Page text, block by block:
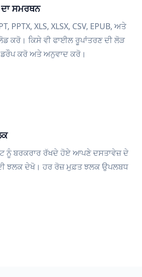
ਸਮਰਥਨ
PPTX, XLS, XLSX, CSV, EPUB, ਅਤੇ
ਕਰੋ। ਕਿਸੇ ਵੀ ਫਾਈਲ ਰੂਪਾਂਤਰਣ ਦੀ ਲੋੜ
ਕਰੋ ਅਤੇ ਅਨੁਵਾਦ ਕਰੋ।
ਬਰਕਰਾਰ ਰੱਖਦੇ ਹੋਏ ਆਪਣੇ ਦਸਤਾਵੇਜ਼ ਦੇ
ਝਲਕ ਦੇਖੋ। ਹਰ ਰੋਜ਼ ਮੁਫ਼ਤ ਝਲਕ ਉਪਲਬਧ